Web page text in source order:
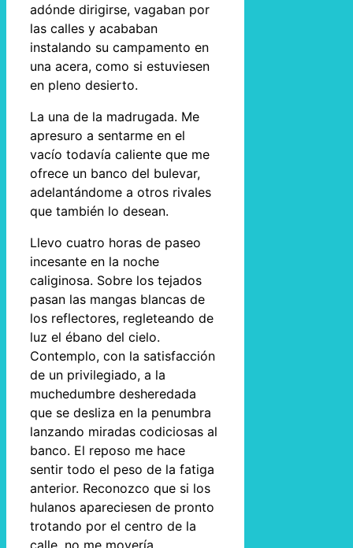
adónde dirigirse, vagaban por
las calles y acababan
instalando su campamento en
una acera, como si estuviesen
en pleno desierto.
La una de la madrugada. Me
apresuro a sentarme en el
vacío todavía caliente que me
ofrece un banco del bulevar,
adelantándome a otros rivales
que también lo desean.
Llevo cuatro horas de paseo
incesante en la noche
caliginosa. Sobre los tejados
pasan las mangas blancas de
los reflectores, regleteando de
luz el ébano del cielo.
Contemplo, con la satisfacción
de un privilegiado, a la
muchedumbre desheredada
que se desliza en la penumbra
lanzando miradas codiciosas al
banco. El reposo me hace
sentir todo el peso de la fatiga
anterior. Reconozco que si los
hulanos apareciesen de pronto
trotando por el centro de la